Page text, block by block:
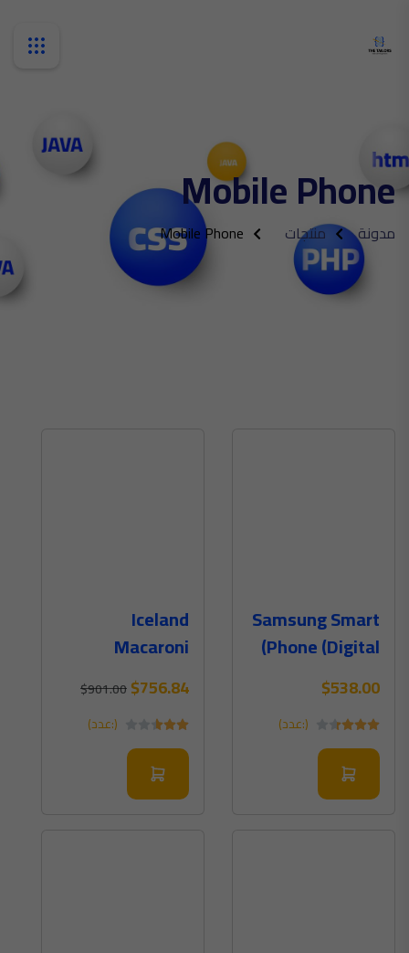
Mobile Phone
مدونة منتجات Mobile Phone
Samsung Smart
Phone (Digital)
$538.00
(:عدد)
Iceland
Macaroni
Cheese
Traybake
$756.84
$901.00
(:عدد)